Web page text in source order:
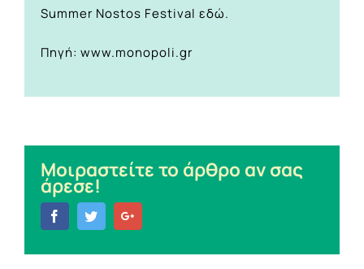
Summer Nostos Festival εδώ.
Πηγή: www.monopoli.gr
Μοιραστείτε το άρθρο αν σας
άρεσε!
FacebookTwitter